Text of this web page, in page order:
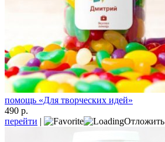
помощь «Для творческих идей»
490 р.
перейти | Отложить